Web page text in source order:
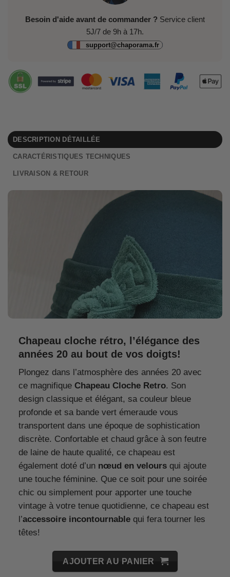
Besoin d'aide avant de commander ? Service client
5J/7 de 9h à 17h.
support@chaporama.fr
DESCRIPTION DÉTAILLÉE
CARACTÉRISTIQUES TECHNIQUES
LIVRAISON & RETOUR
Chapeau cloche rétro, l’élégance des
années 20 au bout de vos doigts!
Plongez dans l’atmosphère des années 20 avec
ce magnifique Chapeau Cloche Retro. Son
design classique et élégant, sa couleur bleue
profonde et sa bande vert émeraude vous
transportent dans une époque de sophistication
discrète. Confortable et chaud grâce à son feutre
de laine de haute qualité, ce chapeau est
également doté d’un nœud en veloursqui ajoute
une touche féminine. Que ce soit pour une soirée
chic ou simplement pour apporter une touche
vintage à votre tenue quotidienne, ce chapeau est
l’accessoire incontournablequi fera tourner les
têtes!
AJOUTER AU PANIER